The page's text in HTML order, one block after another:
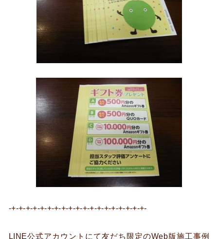
-+-+-+-+-+-+-+-+-+-+-+-+-+-+-+-+-+-+-+-
LINE公式アカウントにて友だち限定のWeb版施工事例